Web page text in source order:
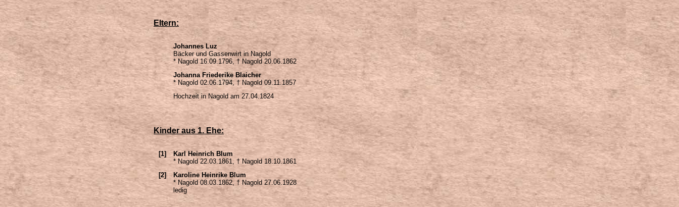
Eltern:
Johannes Luz
Bäcker und Gassenwirt in Nagold
* Nagold 16.09.1796, † Nagold 20.06.1862
Johanna Friederike Blaicher
* Nagold 02.06.1794, † Nagold 09.11.1857
Hochzeit in Nagold am 27.04.1824
Kinder aus 1. Ehe:
[1]
Karl Heinrich Blum
* Nagold 22.03.1861, † Nagold 18.10.1861
[2]
Karoline Heinrike Blum
* Nagold 08.03.1862, † Nagold 27.06.1928
ledig